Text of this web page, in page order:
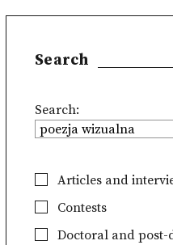
Search
Search:
Articles and
Contests
Doctoral and post-